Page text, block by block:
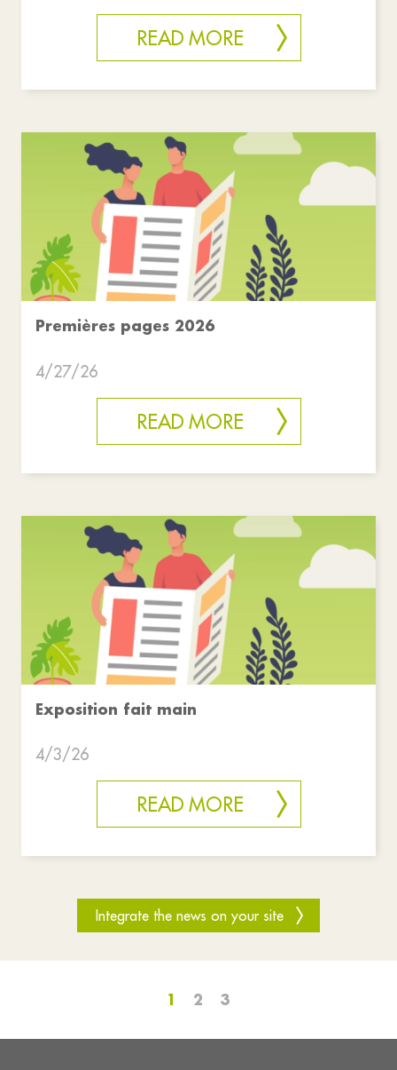
READ MORE
Premières pages 2026
4/27/26
READ MORE
Exposition fait main
4/3/26
READ MORE
Integrate the news on your site
1 2 3